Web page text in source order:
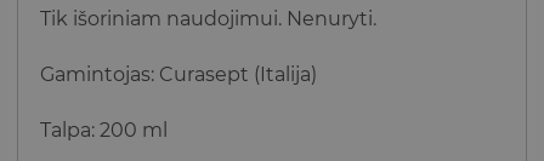
Tik išoriniam naudojimui. Nenuryti.
Gamintojas: Curasept (Italija)
Talpa: 200 ml